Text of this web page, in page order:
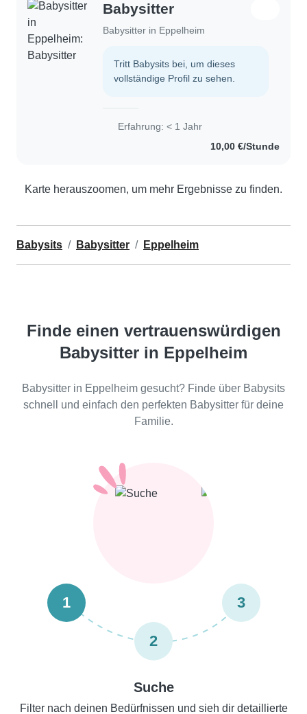
Babysitter
Babysitter in Eppelheim
Tritt Babysits bei, um dieses
vollständige Profil zu sehen.
Erfahrung: < 1 Jahr
10,00 €/Stunde
Karte herauszoomen, um mehr Ergebnisse zu finden.
Babysits Babysitter Eppelheim
Finde einen vertrauenswürdigen
Babysitter in Eppelheim
Babysitter in Eppelheim gesucht? Finde über Babysits
schnell und einfach den perfekten Babysitter für deine
Familie.
1
2
3
Suche
Filter nach deinen Bedürfnissen und sieh dir detaillierte